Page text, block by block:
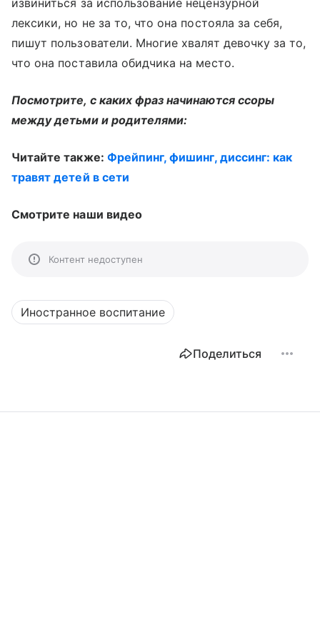
извиниться за использование нецензурной
лексики, но не за то, что она постояла за себя,
пишут пользователи. Многие хвалят девочку за то,
что она поставила обидчика на место.
Посмотрите, с каких фраз начинаются ссоры
между детьми и родителями:
Читайте также: Фрейпинг, фишинг, диссинг: как
травят детей в сети
Смотрите наши видео
Контент недоступен
Иностранное воспитание
Поделиться